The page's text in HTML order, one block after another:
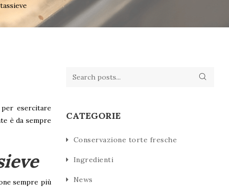
per esercitare
è da sempre
sempre più
CATEGORIE
Conservazione torte fresche
Ingredienti
News